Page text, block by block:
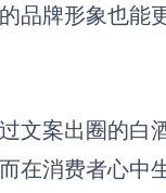
品牌形象也能
文案出圈的
在消费者心中